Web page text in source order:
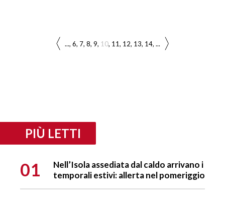
... 6 7 8 9 10 11 12 13 14 ...
PIÙ LETTI
01
Nell’Isola assediata dal caldo arrivano i
temporali estivi: allerta nel pomeriggio